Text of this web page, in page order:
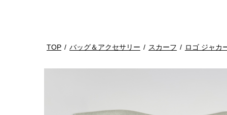
TOP バッグ＆アクセサリー スカーフ ロゴ ジャカ